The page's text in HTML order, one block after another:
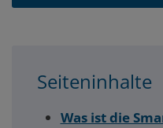
Seiteninhalte
Was ist die